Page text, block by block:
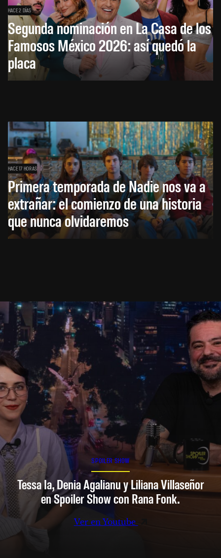
HACE 2 DÍAS
Segunda nominación en La Casa de los
Famosos México 2026: así quedó la
placa
HACE 17 HORAS
Primera temporada de Nadie nos va a
extrañar: el comienzo de una historia
que nunca olvidaremos
SPOILER SHOW
Tessa Ia, Denia Agalianu y Liliana Villaseñor
en Spoiler Show con Rana Fonk.
Ver en Youtube